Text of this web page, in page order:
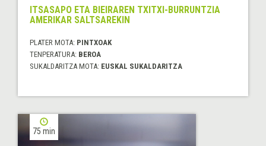
ITSASAPO ETA BIEIRAREN TXITXI-BURRUNTZIA
AMERIKAR SALTSAREKIN
PLATER MOTA: PINTXOAK
TENPERATURA: BEROA
SUKALDARITZA MOTA: EUSKAL SUKALDARITZA
75 min